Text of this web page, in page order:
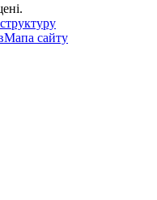
Мапа сайту